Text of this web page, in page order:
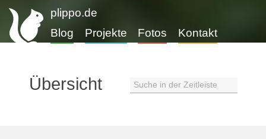
plippo.de
Blog
Projekte Fotos Kontakt
Übersicht Suche in der Zeitleiste